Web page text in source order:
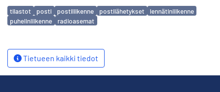
Avainsanat
tilastot posti postiliikenne postilähetykset
lennätinliikenne
puhelinliikenne
radioasemat
Tietueen kaikki tiedot